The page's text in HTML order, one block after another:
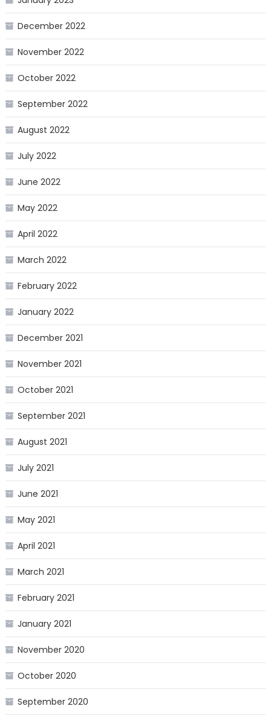
December 2022
November 2022
October 2022
September 2022
August 2022
July 2022
June 2022
May 2022
April 2022
March 2022
February 2022
January 2022
December 2021
November 2021
October 2021
September 2021
August 2021
July 2021
June 2021
May 2021
April 2021
March 2021
February 2021
January 2021
November 2020
October 2020
September 2020